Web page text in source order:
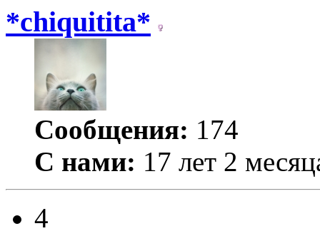
*chiquitita*
Сообщения: 174
С нами: 17 лет 2
4